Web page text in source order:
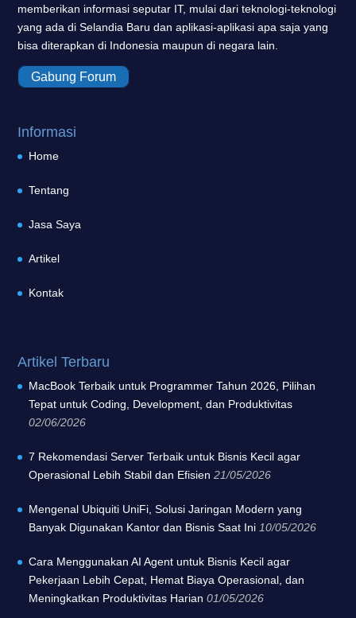
memberikan informasi seputar IT, mulai dari teknologi-teknologi
yang ada di Selandia Baru dan aplikasi-aplikasi apa saja yang
bisa diterapkan di Indonesia maupun di negara lain.
Gabung Forum
Informasi
Home
Tentang
Jasa Saya
Artikel
Kontak
Artikel Terbaru
MacBook Terbaik untuk Programmer Tahun 2026, Pilihan
Tepat untuk Coding, Development, dan Produktivitas
02/06/2026
7 Rekomendasi Server Terbaik untuk Bisnis Kecil agar
Operasional Lebih Stabil dan Efisien 21/05/2026
Mengenal Ubiquiti UniFi, Solusi Jaringan Modern yang
Banyak Digunakan Kantor dan Bisnis Saat Ini 10/05/2026
Cara Menggunakan AI Agent untuk Bisnis Kecil agar
Pekerjaan Lebih Cepat, Hemat Biaya Operasional, dan
Meningkatkan Produktivitas Harian 01/05/2026